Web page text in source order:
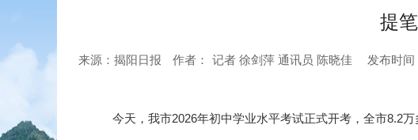
提
来源：揭阳日报 作者： 记者 徐剑萍 通讯员 陈晓佳 发布时间
今天，我市2026年初中学业水平考试正式开考，全市8.2万